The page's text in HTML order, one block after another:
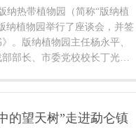
纳热带植物园（简称“版纳植
纳植物园举行了座谈会，并签
。版纳植物园主任杨永平、
部长、市委党校校长丁光宏
的望天树”走进勐仑镇